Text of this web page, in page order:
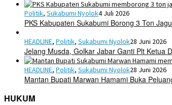
Politik, Sukabumi Nyolok4 Juli 2026
PKS Kabupaten Sukabumi Borong 3 Ton
HEADLINE, Politik, Sukabumi Nyolok28 Juni 2026
Jelang Musda, Golkar Jabar Ganti Plt Ketua
HEADLINE, Politik, Sukabumi Nyolok28 Juni 2026
Mantan Bupati Marwan Hamami Buka
HUKUM